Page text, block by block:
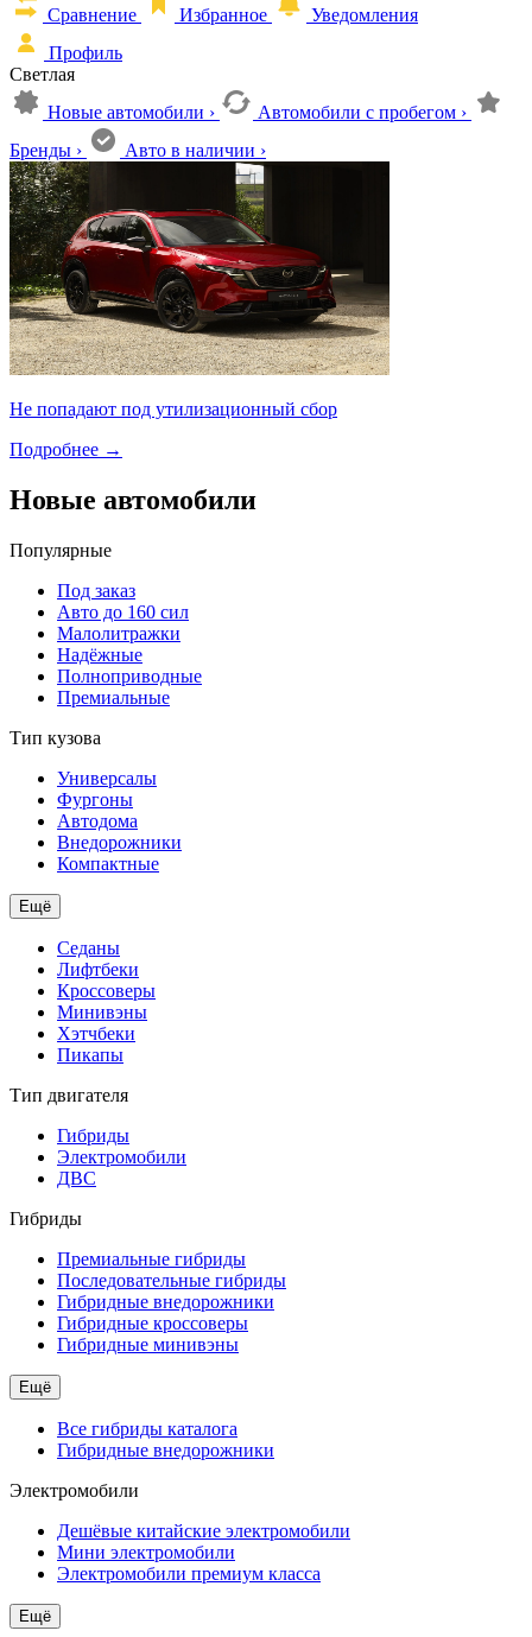
Сравнение Избранное
Уведомления
Профиль
Светлая
Новые автомобили › Автомобили с пробегом ›
Бренды › Авто в наличии ›
Не попадают под утилизационный сбор
Подробнее →
Новые автомобили
Популярные
Под заказ
Авто до 160 сил
Малолитражки
Надёжные
Полноприводные
Премиальные
Тип кузова
Универсалы
Фургоны
Автодома
Внедорожники
Компактные
Ещё
Седаны
Лифтбеки
Кроссоверы
Минивэны
Хэтчбеки
Пикапы
Тип двигателя
Гибриды
Электромобили
ДВС
Гибриды
Премиальные гибриды
Последовательные гибриды
Гибридные внедорожники
Гибридные кроссоверы
Гибридные минивэны
Ещё
Все гибриды каталога
Гибридные внедорожники
Электромобили
Дешёвые китайские электромобили
Мини электромобили
Электромобили премиум класса
Ещё